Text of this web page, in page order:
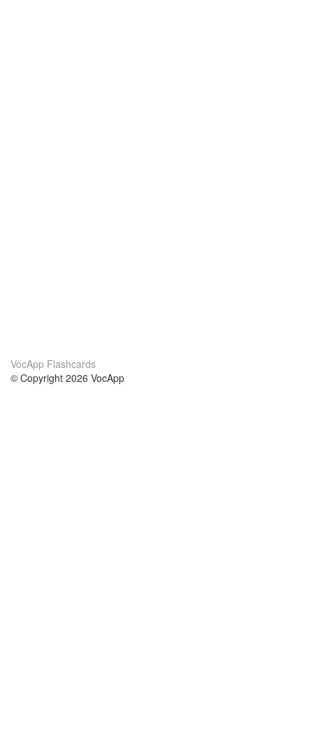
VocApp Flashcards
© Copyright 2026 VocApp